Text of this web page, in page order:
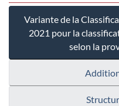
Variante de la
2021 pour la
selon la